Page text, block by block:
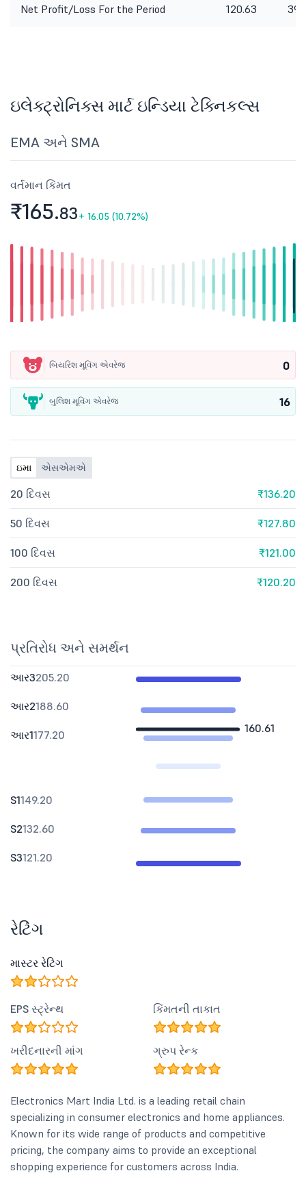
Net Profit/Loss For the Period 120.63
ઇલેક્ટ્રોનિક્સ માર્ટ ઇન્ડિયા ટેક્નિકલ્સ
EMA અને SMA
વર્તમાન કિંમત
₹165.83+ 16.05 (10.72%)
બિયરિશ મૂવિંગ એવરેજ 0
બુલિશ મૂવિંગ એવરેજ 16
ઇમા એસએમએ
20 દિવસ ₹136.20
50 દિવસ ₹127.80
100 દિવસ ₹121.00
200 દિવસ ₹120.20
પ્રતિરોધ અને સમર્થન
160.61
આર3205.20
આર2188.60
આર1177.20
S1149.20
S2132.60
S3121.20
રેટિંગ
માસ્ટર રેટિંગ
EPS સ્ટ્રેન્થ કિંમતની તાકાત
ખરીદનારની માંગ ગ્રુપ રેન્ક
Electronics Mart India Ltd. is a leading retail chain
specializing in consumer electronics and home appliances.
Known for its wide range of products and competitive
pricing, the company aims to provide an exceptional
shopping experience for customers across India.